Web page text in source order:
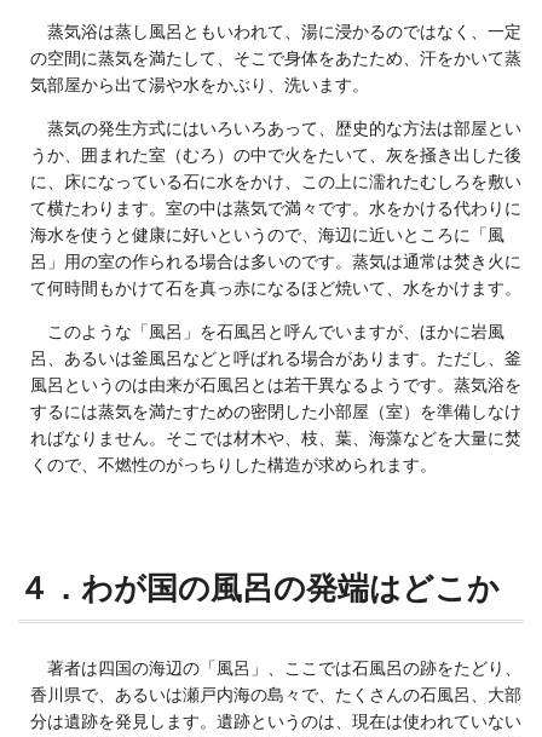
蒸気浴は蒸し風呂ともいわれて、湯に浸かるのではなく、一定
の空間に蒸気を満たして、そこで身体をあたため、汗をかいて蒸
気部屋から出て湯や水をかぶり、洗います。
蒸気の発生方式にはいろいろあって、歴史的な方法は部屋とい
うか、囲まれた室（むろ）の中で火をたいて、灰を掻き出した後
に、床になっている石に水をかけ、この上に濡れたむしろを敷い
て横たわります。室の中は蒸気で満々です。水をかける代わりに
海水を使うと健康に好いというので、海辺に近いところに「風
呂」用の室の作られる場合は多いのです。蒸気は通常は焚き火に
て何時間もかけて石を真っ赤になるほど焼いて、水をかけます。
このような「風呂」を石風呂と呼んでいますが、ほかに岩風
呂、あるいは釜風呂などと呼ばれる場合があります。ただし、釜
風呂というのは由来が石風呂とは若干異なるようです。蒸気浴を
するには蒸気を満たすための密閉した小部屋（室）を準備しなけ
ればなりません。そこでは材木や、枝、葉、海藻などを大量に焚
くので、不燃性のがっちりした構造が求められます。
４．わが国の風呂の発端はどこか
著者は四国の海辺の「風呂」、ここでは石風呂の跡をたどり、
香川県で、あるいは瀬戸内海の島々で、たくさんの石風呂、大部
分は遺跡を発見します。遺跡というのは、現在は使われていない